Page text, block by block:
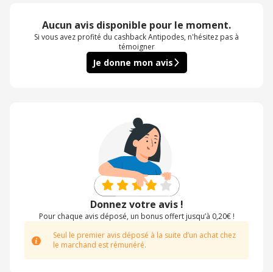
Aucun avis disponible pour le moment.
Si vous avez profité du cashback Antipodes, n'hésitez pas à
témoigner
Je donne mon avis
Donnez votre avis !
Pour chaque avis déposé, un bonus offert jusqu’à 0,20€ !
Seul le premier avis déposé à la suite d’un achat chez
le marchand est rémunéré.